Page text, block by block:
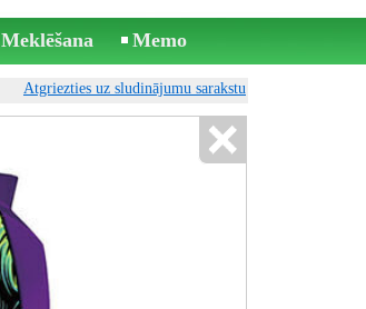
Meklēšana Memo
Atgriezties uz sludinājumu sarakstu